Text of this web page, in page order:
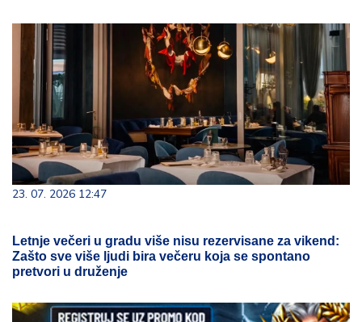
23. 07. 2026 12:47
Letnje večeri u gradu više nisu rezervisane za vikend:
Zašto sve više ljudi bira večeru koja se spontano
pretvori u druženje